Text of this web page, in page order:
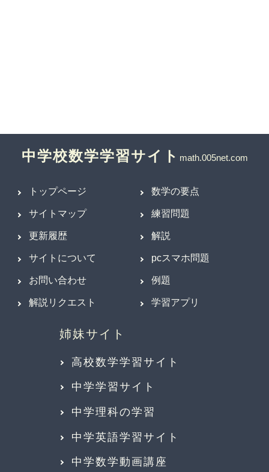
中学校数学学習サイト
トップページ
サイトマップ
更新履歴
サイトについて
お問い合わせ
解説リクエスト
数学の要点
練習問題
解説
pcスマホ問題
例題
学習アプリ
高校数学学習サイト
中学学習サイト
中学理科の学習
中学英語学習サイト
中学数学動画講座